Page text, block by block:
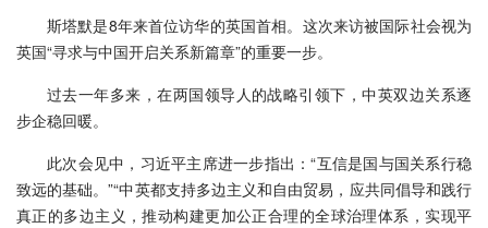
斯塔默是8年来首位访华的英国首相。这次来访被国际社会视为
英国“寻求与中国开启关系新篇章”的重要一步。
过去一年多来，在两国领导人的战略引领下，中英双边关系逐
步企稳回暖。
此次会见中，习近平主席进一步指出：“互信是国与国关系行稳
致远的基础。”“中英都支持多边主义和自由贸易，应共同倡导和践行
真正的多边主义，推动构建更加公正合理的全球治理体系，实现平